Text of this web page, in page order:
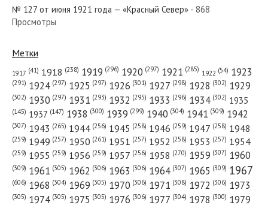
№ 164 от июля 1933 года — «Красный Север»
№ 232 от октября 1975 года — «Красный Север»
№ 120 от июня 1923 года — «Красный Север»
№ 127 от июня 1921 года — «Красный Север» - 868
Просмотры
Метки
1917 (41) 1918 (238) 1919 (296) 1920 (297) 1921 (285) 1922 (54) 1923
(291) 1924 (297) 1925 (297) 1926 (301) 1927 (298) 1928 (302) 1929
(302) 1930 (297) 1931 (293) 1932 (295) 1933 (296) 1934 (302) 1935
(145) 1937 (147) 1938 (300) 1939 (299) 1940 (304) 1941 (309) 1942
(307) 1943 (265) 1944 (256) 1945 (258) 1946 (259) 1947 (258) 1948
(259) 1949 (257) 1950 (261) 1951 (257) 1952 (258) 1953 (257) 1954
(259) 1955 (259) 1956 (259) 1957 (256) 1958 (270) 1959 (307) 1960
(309) 1961 (305) 1962 (306) 1963 (306) 1964 (307) 1965 (309) 1967
(606) 1968 (304) 1969 (305) 1970 (306) 1971 (308) 1972 (306) 1973
(305) 1974 (305) 1975 (305) 1976 (306) 1977 (304) 1978 (300) 1979